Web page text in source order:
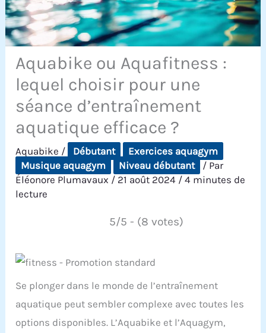
Aquabike ou Aquafitness :
lequel choisir pour une
séance d’entraînement
aquatique efficace ?
Aquabike / Débutant
Exercices aquagym
Musique aquagym
Niveau débutant
/ Par
Éléonore Plumavaux / 21 août 2024 /4 minutes de
lecture
5/5 - (8 votes)
Se plonger dans le monde de l’entraînement
aquatique peut sembler complexe avec toutes les
options disponibles. L’Aquabike et l’Aquagym,